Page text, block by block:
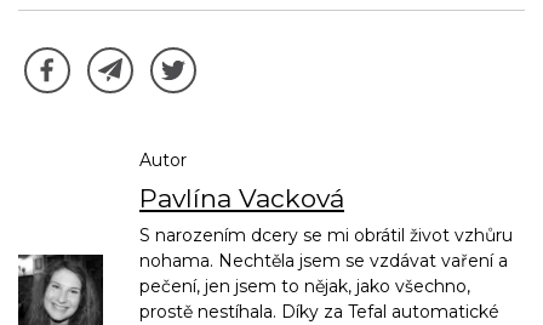
Autor
Pavlína Vacková
S narozením dcery se mi obrátil život vzhůru
nohama. Nechtěla jsem se vzdávat vaření a
pečení, jen jsem to nějak, jako všechno,
prostě nestíhala. Díky za Tefal automatické